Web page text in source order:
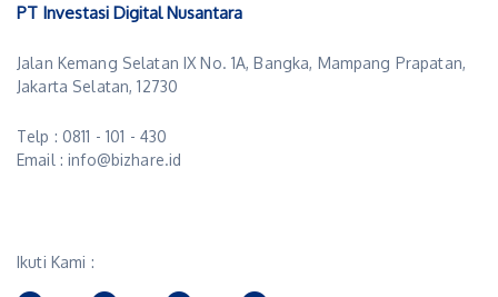
PT Investasi Digital Nusantara
Jalan Kemang Selatan IX No. 1A, Bangka, Mampang Prapatan,
Jakarta Selatan, 12730
Telp : 0811 - 101 - 430
Email : info@bizhare.id
Ikuti Kami :